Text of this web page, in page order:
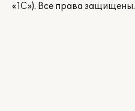
«1С»). Все права защищены.